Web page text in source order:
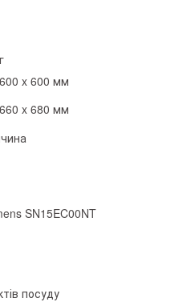
x 600 мм
x 680 мм
SN15EC00NT
посуду